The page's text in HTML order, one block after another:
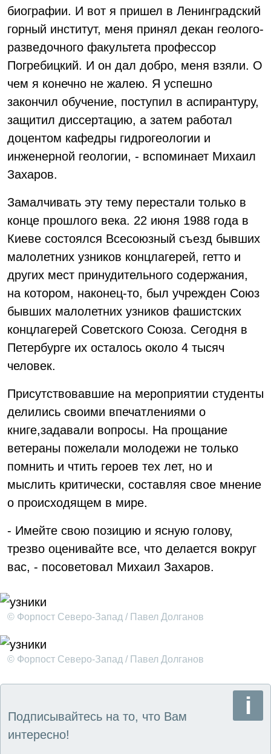
биографии. И вот я пришел в Ленинградский
горный институт, меня принял декан геолого-
разведочного факультета профессор
Погребицкий. И он дал добро, меня взяли. О
чем я конечно не жалею. Я успешно
закончил обучение, поступил в аспирантуру,
защитил диссертацию, а затем работал
доцентом кафедры гидрогеологии и
инженерной геологии, - вспоминает Михаил
Захаров.
Замалчивать эту тему перестали только в
конце прошлого века. 22 июня 1988 года в
Киеве состоялся Всесоюзный съезд бывших
малолетних узников концлагерей, гетто и
других мест принудительного содержания,
на котором, наконец-то, был учрежден Союз
бывших малолетних узников фашистских
концлагерей Советского Союза. Сегодня в
Петербурге их осталось около 4 тысяч
человек.
Присутствовавшие на мероприятии студенты
делились своими впечатлениями о
книге,задавали вопросы. На прощание
ветераны пожелали молодежи не только
помнить и чтить героев тех лет, но и
мыслить критически, составляя свое мнение
о происходящем в мире.
- Имейте свою позицию и ясную голову,
трезво оценивайте все, что делается вокруг
вас, - посоветовал Михаил Захаров.
© Форпост Северо-Запад / Павел Долганов
© Форпост Северо-Запад / Павел Долганов
Подписывайтесь на то, что Вам
интересно!